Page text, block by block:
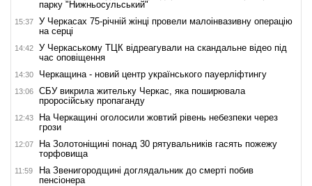
парку "Нижньосульський"
15:37
У Черкасах 75-річній жінці провели малоінвазивну операцію
на серці
14:42
У Черкаському ТЦК відреагували на скандальне відео під
час оповіщення
14:30 Черкащина - новий центр українського пауерліфтингу
13:06
СБУ викрила жительку Черкас, яка поширювала
проросійську пропаганду
12:43
На Черкащині оголосили жовтий рівень небезпеки через
грози
12:07
На Золотоніщині понад 30 рятувальників гасять пожежу
торфовища
11:59
На Звенигородщині доглядальник до смерті побив
пенсіонера